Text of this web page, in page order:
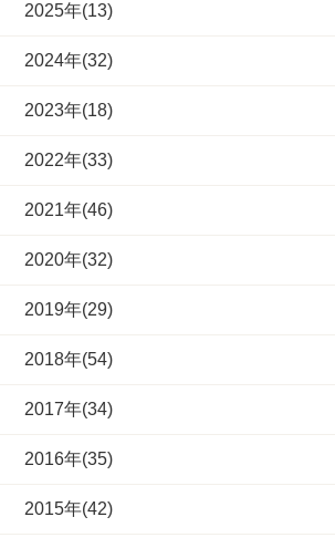
2025年(13)
2024年(32)
2023年(18)
2022年(33)
2021年(46)
2020年(32)
2019年(29)
2018年(54)
2017年(34)
2016年(35)
2015年(42)